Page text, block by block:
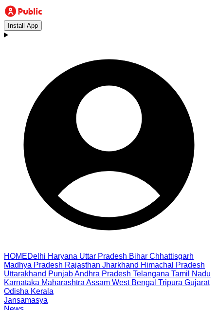
Install App
HOMEDelhi Haryana Uttar Pradesh Bihar Chhattisgarh
Madhya Pradesh Rajasthan Jharkhand Himachal Pradesh
Uttarakhand PunjabAndhra Pradesh Telangana Tamil Nadu
Karnataka Maharashtra Assam West Bengal Tripura Gujarat
Odisha Kerala
Jansamasya